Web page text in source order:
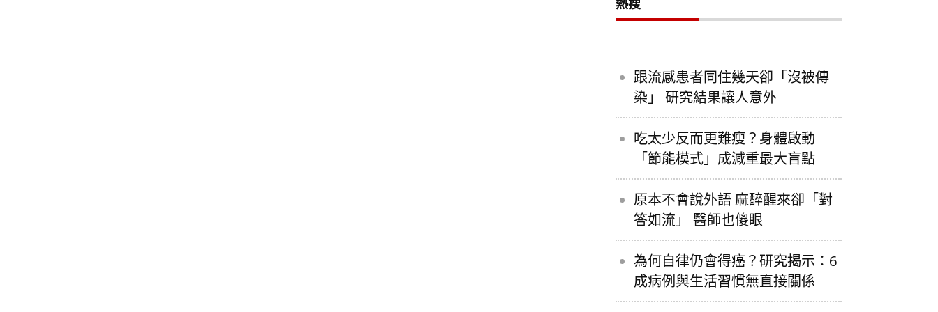
熱搜
跟流感患者同住幾天卻「沒被傳
染」 研究結果讓人意外
吃太少反而更難瘦？身體啟動
「節能模式」成減重最大盲點
原本不會說外語 麻醉醒來卻「對
答如流」 醫師也傻眼
為何自律仍會得癌？研究揭示：6
成病例與生活習慣無直接關係